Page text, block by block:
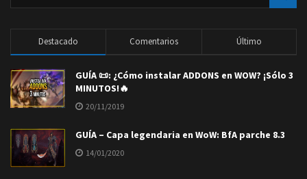
Destacado Comentarios Último
GUÍA 📜: ¿Cómo instalar ADDONS en WOW? ¡Sólo 3
MINUTOS!🔥
20/11/2019
GUÍA – Capa legendaria en WoW: BfA parche 8.3
14/01/2020